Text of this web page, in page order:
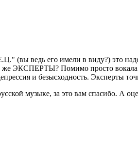
(вы ведь его имели в виду?) это
же ЭКСПЕРТЫ? Помимо просто вокала
и безысходность. Эксперты
музыке, за это вам спасибо. А